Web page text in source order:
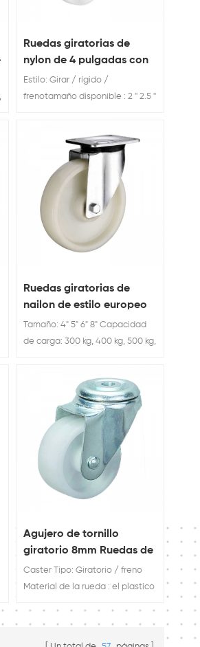
Ruedas giratorias de
nylon de 4 pulgadas con
freno
Estilo: Girar / rígido /
frenotamaño disponible : 2 '' 2.5 ''
Ruedas giratorias de
nailon de estilo europeo
para trabajo pesado
Tamaño: 4" 5" 6" 8" Capacidad
de carga: 300 kg, 400 kg, 500 kg,
europeo para trabajo pesado
Agujero de tornillo
giratorio 8mm Ruedas de
agujero de pernos
Caster Tipo: Giratorio / freno
Material de la rueda : el plastico